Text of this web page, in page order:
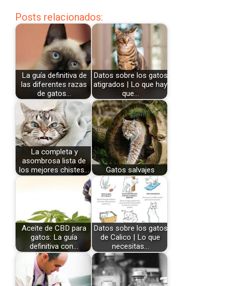
Posts relacionados:
La guía definitiva de
las diferentes razas
de gatos…
Datos sobre los gatos
atigrados | Lo que hay
que…
La completa y
asombrosa lista de
los mejores chistes…
Gatos salvajes
Aceite de CBD para
gatos: La guía
definitiva con…
Datos sobre los gatos
de Calico | Lo que
necesitas…